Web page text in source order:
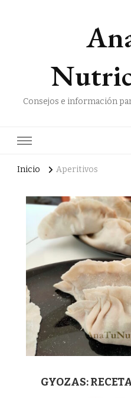
Consejos e información
Inicio Aperitivos
GYOZAS: